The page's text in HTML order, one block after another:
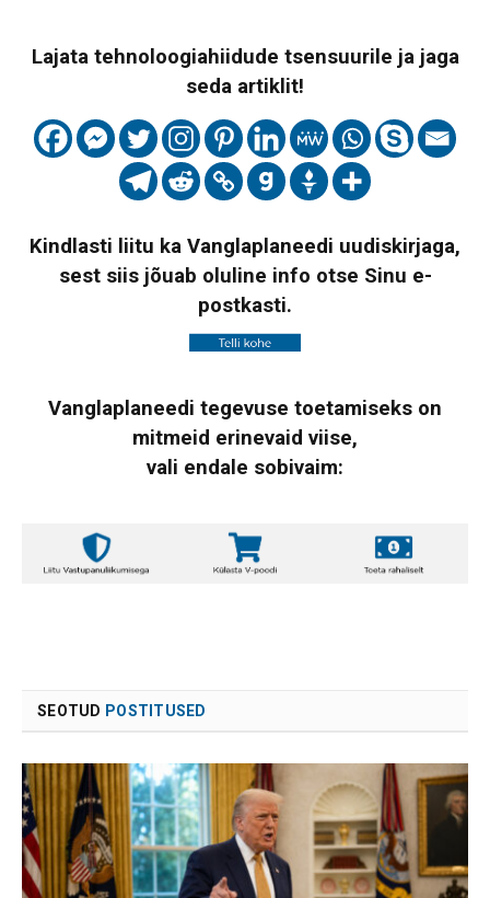
Lajata tehnoloogiahiidude tsensuurile ja jaga
seda artiklit!
Kindlasti liitu ka Vanglaplaneedi uudiskirjaga,
sest siis jõuab oluline info otse Sinu e-
postkasti.
Vanglaplaneedi tegevuse toetamiseks on
mitmeid erinevaid viise,
vali endale sobivaim:
SEOTUD POSTITUSED